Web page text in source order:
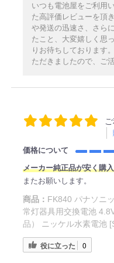
いつも電池屋をご利用
た高評価レビューを頂
や発送の迅速さ、さら
たこと、大変嬉しく思
りお待ちしております
ただきましたので、ご
価格について
メーカー純正品が安く購
またお願いします。
商品： FK840 パナソニ
常灯器具用交換電池
品） ニッケル水素電池
役に立った 0